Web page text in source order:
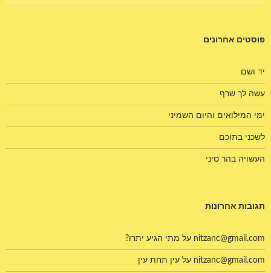
פוסטים אחרונים
יד ושם
עשה לך שרף
ימי המילואים והיום השמיני
לשכני בתוכם
העשויה בהר סיני
תגובות אחרונות
nitzanc@gmail.com על מתי הגיע יתרו?
nitzanc@gmail.com על עין תחת עין